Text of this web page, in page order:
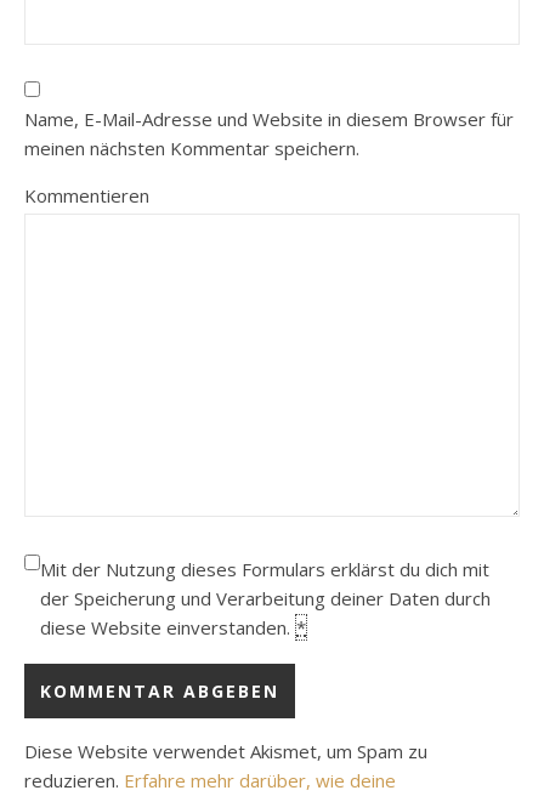
Name, E-Mail-Adresse und Website in diesem Browser für
meinen nächsten Kommentar speichern.
Kommentieren
Mit der Nutzung dieses Formulars erklärst du dich mit
der Speicherung und Verarbeitung deiner Daten durch
diese Website einverstanden. *
Diese Website verwendet Akismet, um Spam zu
reduzieren. Erfahre mehr darüber, wie deine